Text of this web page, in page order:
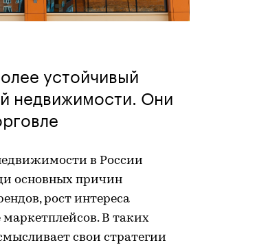
устойчивый
недвижимости. Они
в России
основных причин
рост интереса
В таких
свои стратегии